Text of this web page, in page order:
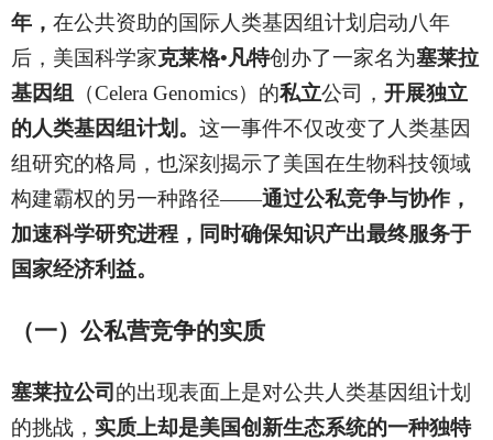
年， 在公共资助的国际人类基因组计划启动八年
后，美国科学家克莱格•凡特创办了一家名为塞莱拉
基因组
（Celera Genomics）的私立公司， 开展独立
的人类基因组计划。 这一事件不仅改变了人类基因
组研究的格局，也深刻揭示了美国在生物科技领域
构建霸权的另一种路径——通过公私竞争与协作，
加速科学研究进程，同时确保知识产出最终服务于
国家经济利益。
（一）公私营竞争的实质
塞莱拉公司 的出现表面上是对公共人类基因组计划
的挑战， 实质上却是美国创新生态系统的一种独特